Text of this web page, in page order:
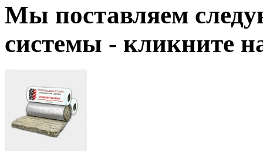
Мы поставляем
системы - кликните